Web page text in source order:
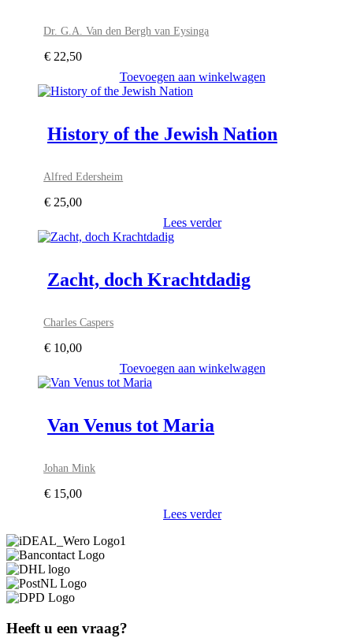
Dr. G.A. Van den Bergh van Eysinga
€ 22,50
Toevoegen aan winkelwagen
History of the Jewish Nation
Alfred Edersheim
€ 25,00
Lees verder
Zacht, doch Krachtdadig
Charles Caspers
€ 10,00
Toevoegen aan winkelwagen
Van Venus tot Maria
Johan Mink
€ 15,00
Lees verder
Heeft u een vraag?